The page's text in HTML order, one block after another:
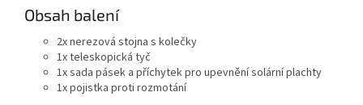
Obsah balení
2x nerezová stojna s kolečky
1x teleskopická tyč
1x sada pásek a příchytek pro upevnění solární plachty
1x pojistka proti rozmotání